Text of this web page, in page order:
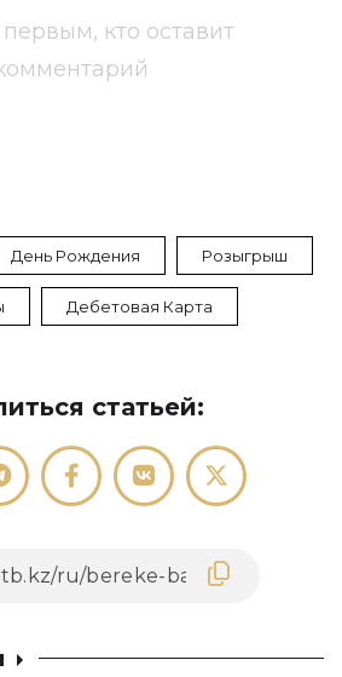
первым, кто оставит
День Рождения Розыгрыш
Дебетовая Карта
статьей: